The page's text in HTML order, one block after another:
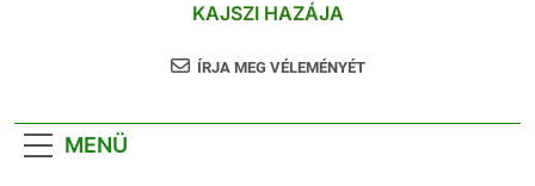
KAJSZI HAZÁJA
ÍRJA MEG VÉLEMÉNYÉT
MENÜ